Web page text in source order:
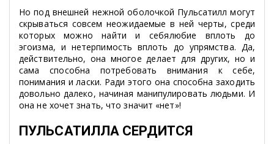
Но под внешней нежной оболочкой Пульсатилл могут
скрываться совсем неожидаемые в ней черты, среди
которых можно найти и себялюбие вплоть до
эгоизма, и нетерпимость вплоть до упрямства. Да,
действительно, она многое делает для других, но и
сама способна потребовать внимания к себе,
понимания и ласки. Ради этого она способна заходить
довольно далеко, начиная манипулировать людьми. И
она не хочет знать, что значит «нет»!
ПУЛЬСАТИЛЛА СЕРДИТСЯ